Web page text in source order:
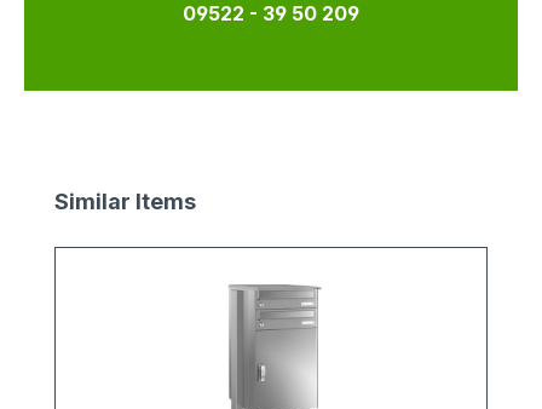
09522 - 39 50 209
Produktgalerie überspringen
Similar Items